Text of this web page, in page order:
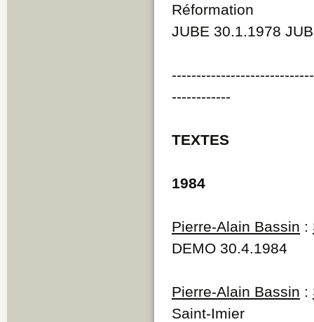
Réformation
JUBE 30.1.1978
------------
TEXTES
1984
Pierre-Alain Bassin :
DEMO 30.4.1984
Pierre-Alain Bassin :
Saint-Imier